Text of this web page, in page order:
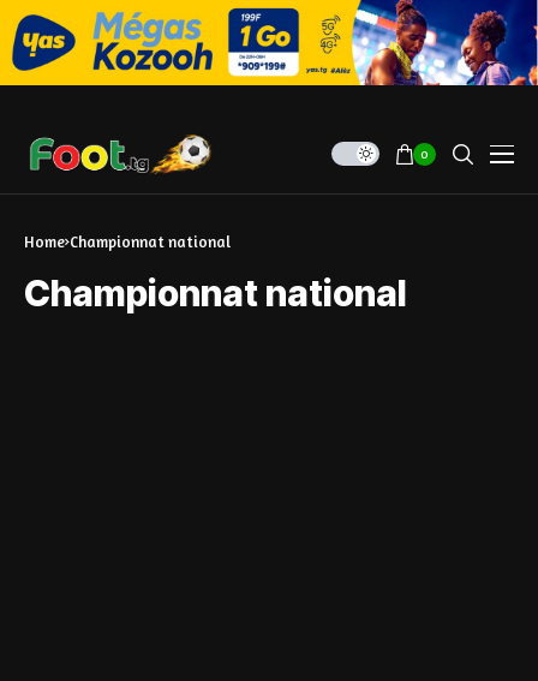
0
Home Championnat national
Championnat national